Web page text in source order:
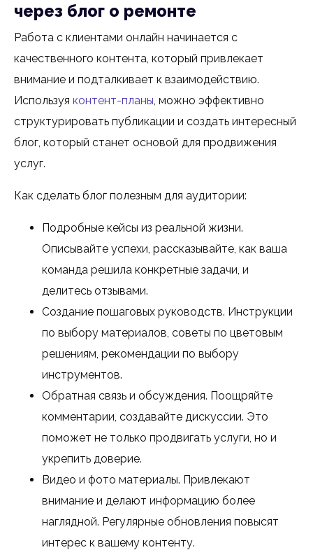
через блог о ремонте
Работа с клиентами онлайн начинается с
качественного контента, который привлекает
внимание и подталкивает к взаимодействию.
Используя контент-планы, можно эффективно
структурировать публикации и создать интересный
блог, который станет основой для продвижения
услуг.
Как сделать блог полезным для аудитории:
Подробные кейсы из реальной жизни.
Описывайте успехи, рассказывайте, как ваша
команда решила конкретные задачи, и
делитесь отзывами.
Создание пошаговых руководств. Инструкции
по выбору материалов, советы по цветовым
решениям, рекомендации по выбору
инструментов.
Обратная связь и обсуждения. Поощряйте
комментарии, создавайте дискуссии. Это
поможет не только продвигать услуги, но и
укрепить доверие.
Видео и фото материалы. Привлекают
внимание и делают информацию более
наглядной. Регулярные обновления повысят
интерес к вашему контенту.